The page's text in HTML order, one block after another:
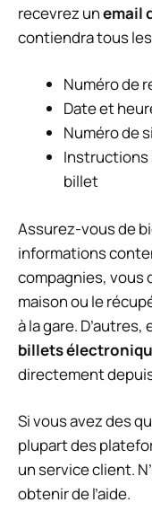
recevrez unemail
contiendra tous
Numéro de
Date et
Numéro de
Instructions
billet
Assurez-vous de
informations
compagnies, vous
maison ou le
à la gare.
billets
directement
Si vous avez des
plupart des
un service client.
obtenir de l’aide.